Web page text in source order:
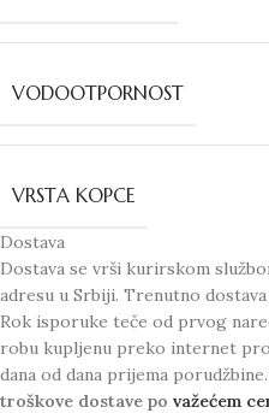
VODOOTPORNOST
VRSTA KOPCE
Dostava
Dostava se vrši kurirskom
adresu u Srbiji. Trenutno
Rok isporuke teče od prvog
robu kupljenu preko internet
dana od dana prijema porudžbine.
troškove dostave po važećem